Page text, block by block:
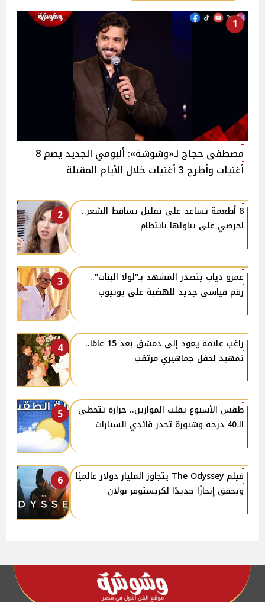
1
مصطفى حجاج لـ«وشوشة»: ألبومي الجديد يضم 8
أغنيات وأطرح 3 أغنيات خلال الأيام المقبلة
2
8 أطعمة تساعد على تقليل تساقط الشعر..
احرصي على تناولها بانتظام
3
عمرو دياب يتصدر المشهد بـ"لولا البنات"..
رقم قياسي جديد للهضبة على يوتيوب
4
راغب علامة يعود إلى دمشق بعد 15 عامًا..
تمهيد لحفل جماهيري مرتقب
5
طقس الأسبوع يقلب الموازين.. حرارة تتخطى
الـ40 درجة وشبورة تحذر قائدي السيارات
6
فيلم The Odyssey يتجاوز المليار دولار عالميًا
ويحقق إنجازًا جديدًا لكريستوفر نولان